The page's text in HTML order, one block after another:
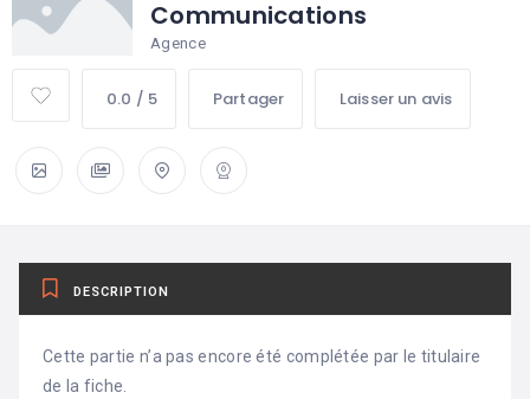
Communications
Agence
0.0 / 5 Partager Laisser un avis
DESCRIPTION
Cette partie n’a pas encore été complétée par le titulaire
de la fiche.